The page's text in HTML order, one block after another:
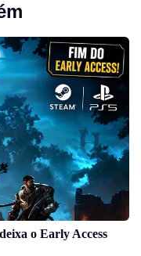
o Early Access